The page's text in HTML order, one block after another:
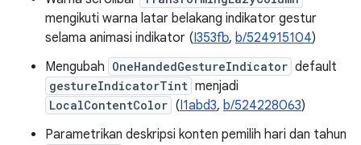
mengikuti warna latar belakang indikator gestur
selama animasi indikator (I353fb, b/524915104)
Mengubah OneHandedGestureIndicator default
gestureIndicatorTint menjadi
LocalContentColor (I1abd3, b/524228063)
Parametrikan deskripsi konten pemilih hari dan tahun